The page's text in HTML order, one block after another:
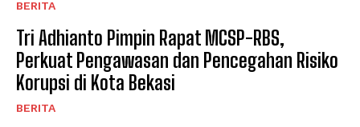
BERITA
Tri Adhianto Pimpin Rapat MCSP-RBS,
Perkuat Pengawasan dan Pencegahan Risiko
Korupsi di Kota Bekasi
BERITA